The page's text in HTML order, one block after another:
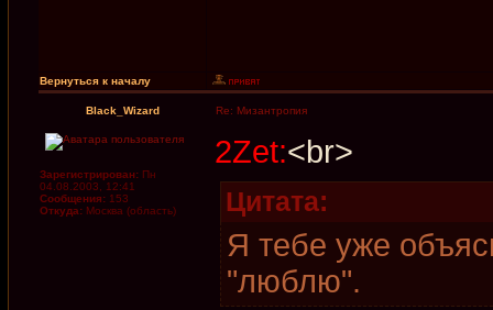
Вернуться к началу
Black_Wizard Re: Мизантропия
Зарегистрирован: Пн
04.08.2003, 12:41
Сообщения: 153
Откуда: Москва (область)
2Zet:<br>
Цитата:
Я тебе уже
"люблю".